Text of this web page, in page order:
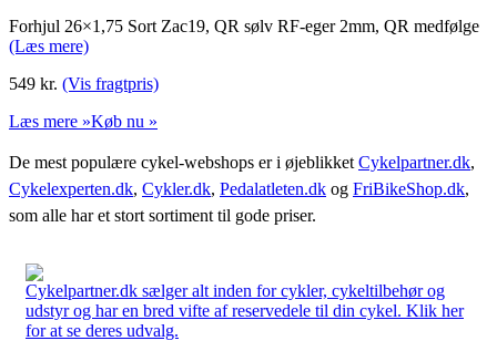
Forhjul 26×1,75 Sort Zac19, QR sølv RF-eger 2mm, QR medfølge
(Læs mere)
549 kr. (Vis fragtpris)
Læs mere »Køb nu »
De mest populære cykel-webshops er i øjeblikket Cykelpartner.dk,
Cykelexperten.dk, Cykler.dk, Pedalatleten.dk og FriBikeShop.dk,
som alle har et stort sortiment til gode priser.
Cykelpartner.dk sælger alt inden for cykler, cykeltilbehør og
udstyr og har en bred vifte af reservedele til din cykel. Klik her
for at se deres udvalg.